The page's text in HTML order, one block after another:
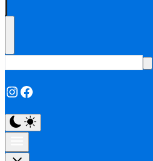
Instagram
Facebook